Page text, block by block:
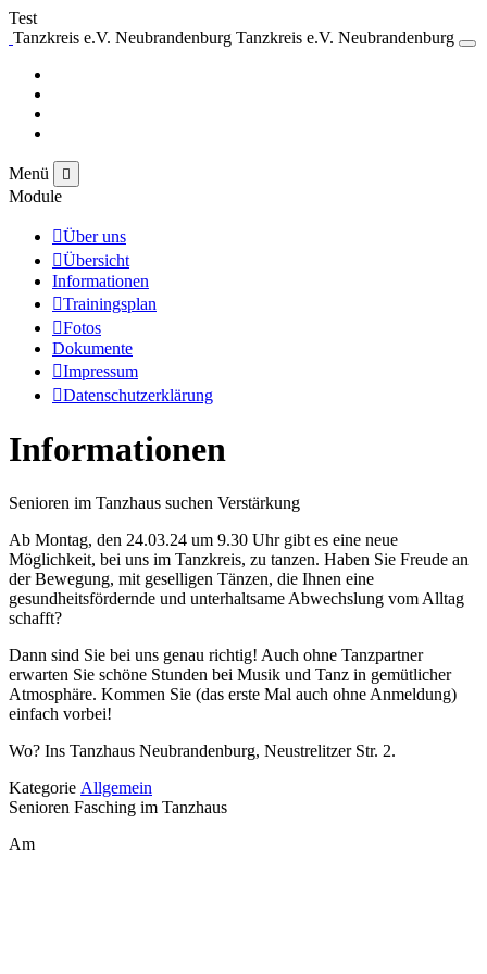
Test
Tanzkreis e.V. Neubrandenburg Tanzkreis e.V. Neubrandenburg
Menü
Module
Über uns
Übersicht
Informationen
Trainingsplan
Fotos
Dokumente
Impressum
Datenschutzerklärung
Informationen
Senioren im Tanzhaus suchen Verstärkung
Ab Montag, den 24.03.24 um 9.30 Uhr gibt es eine neue
Möglichkeit, bei uns im Tanzkreis, zu tanzen. Haben Sie Freude an
der Bewegung, mit geselligen Tänzen, die Ihnen eine
gesundheitsfördernde und unterhaltsame Abwechslung vom Alltag
schafft?
Dann sind Sie bei uns genau richtig! Auch ohne Tanzpartner
erwarten Sie schöne Stunden bei Musik und Tanz in gemütlicher
Atmosphäre. Kommen Sie (das erste Mal auch ohne Anmeldung)
einfach vorbei!
Wo? Ins Tanzhaus Neubrandenburg, Neustrelitzer Str. 2.
Kategorie Allgemein
Senioren Fasching im Tanzhaus
Am